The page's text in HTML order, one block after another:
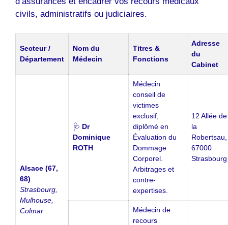
civils, administratifs ou judiciaires.
Secteur /
Département
Nom du
Médecin
Titres &
Fonctions
Adresse
du
Cabinet
Alsace (67,
68)
Strasbourg,
Mulhouse,
Colmar
🩺 Dr
Dominique
ROTH
Médecin
conseil de
victimes
exclusif,
diplômé en
Évaluation du
Dommage
Corporel.
Arbitrages et
contre-
expertises.
12 Allée de
la
Robertsau,
67000
Strasbourg
Médecin de
recours